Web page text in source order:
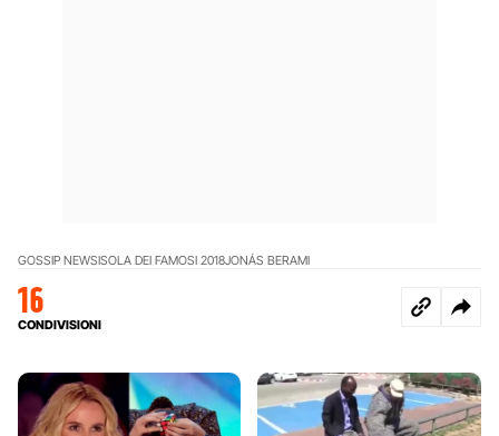
GOSSIP NEWSISOLA DEI FAMOSI 2018JONÁS BERAMI
16
CONDIVISIONI